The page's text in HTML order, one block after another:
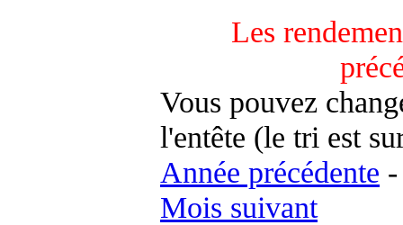
Les
Vous pouvez
l'entête (le tri est
Année précédente -
Mois suivant